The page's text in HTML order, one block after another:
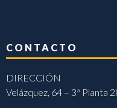
CONTACTO
DIRECCIÓN
Velázquez, 64 – 3ª Planta